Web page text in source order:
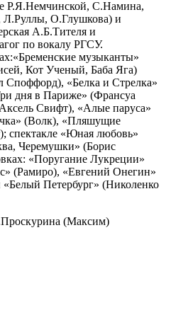
Р.Я.Немчинской, С.Намина,
Л.Руллы, О.Глушкова) и
А.Б.Тителя и
по вокалу РГСУ.
музыканты»
Кот Ученый, Баба Яга)
«Белка и Стрелка»
дня в Париже» (Франсуа
Свифт), «Алые паруса»
(Волк), «Пляшущие
спектакле «Юная любовь»
Черемушки» (Борис
«Поругание Лукреции»
(Рамиро), «Евгений Онегин»
Петербург» (Николенко
(Максим)